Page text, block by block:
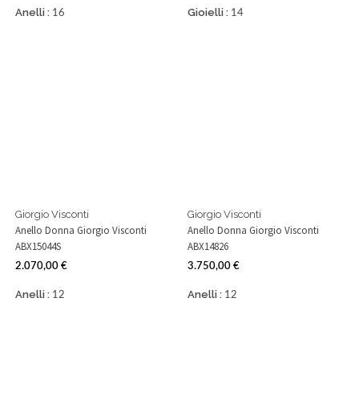
Anelli : 16 Gioielli : 14
Giorgio Visconti
Anello Donna Giorgio Visconti
ABX15044S
Prezzo
2.070,00 €
Anelli : 12
Giorgio Visconti
Anello Donna Giorgio Visconti
ABX14826
Prezzo
3.750,00 €
Anelli : 12